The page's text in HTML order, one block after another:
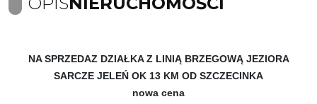
NA SPRZEDAZ DZIAŁKA Z LINIĄ BRZEGOWĄ JEZIORA
SARCZE JELEŃ OK 13 KM OD SZCZECINKA
nowa cena